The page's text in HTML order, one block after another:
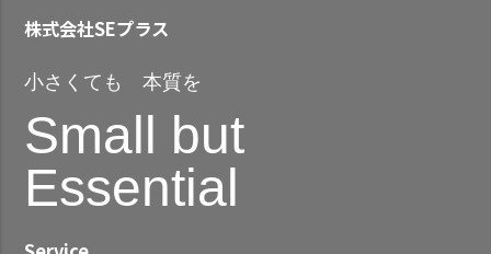
株式会社SEプラス
小さくても 本質を
Small but
Essential